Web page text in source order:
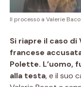
Il processo a Valerie
Si riapre il caso di
francese
Polette. L’uomo,
alla testa, e il suo